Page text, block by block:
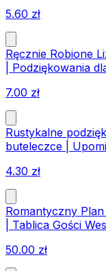
5.60 zł
Ręcznie Robione
| Podziękowania
7.00 zł
Rustykalne
buteleczce |
4.30 zł
Romantyczny
| Tablica Gości
50.00 zł